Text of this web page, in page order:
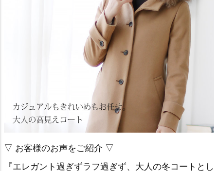
▽ お客様のお声をご紹介 ▽
『エレガント過ぎずラフ過ぎず、大人の冬コートとし